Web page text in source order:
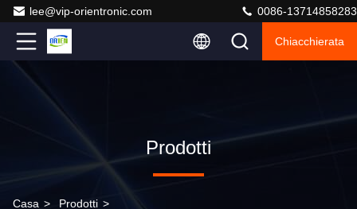
lee@vip-orientronic.com 0086-13714858283
Chiacchierata
Prodotti
Casa > Prodotti >